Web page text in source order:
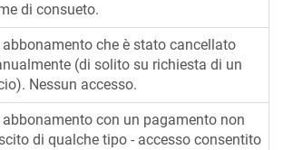
di consueto.
abbonamento che è stato cancellato
(di solito su richiesta di un
Nessun accesso.
abbonamento con un pagamento non
di qualche tipo - accesso consentito